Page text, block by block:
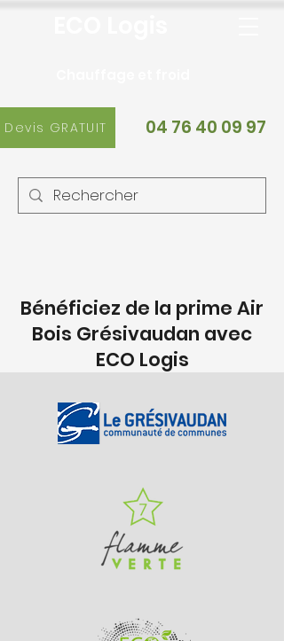
Devis GRATUIT 04 76 40 09 97
Bénéficiez de la prime Air
Bois Grésivaudan avec
ECO Logis